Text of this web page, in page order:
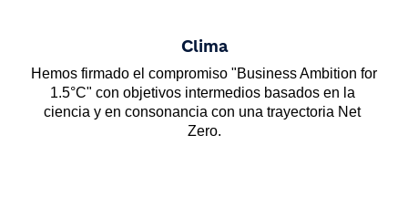
Clima
Hemos firmado el compromiso "Business Ambition for
1.5°C" con objetivos intermedios basados en la
ciencia y en consonancia con una trayectoria Net
Zero.